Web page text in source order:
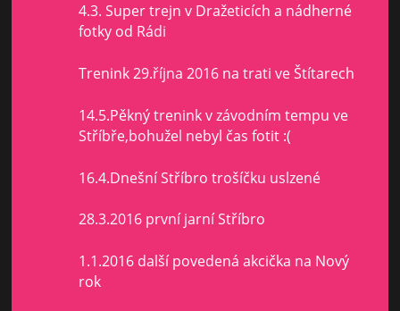
4.3. Super trejn v Dražeticích a nádherné
fotky od Rádi
Trenink 29.října 2016 na trati ve Štítarech
14.5.Pěkný trenink v závodním tempu ve
Stříbře,bohužel nebyl čas fotit :(
16.4.Dnešní Stříbro trošíčku uslzené
28.3.2016 první jarní Stříbro
1.1.2016 další povedená akcička na Nový
rok